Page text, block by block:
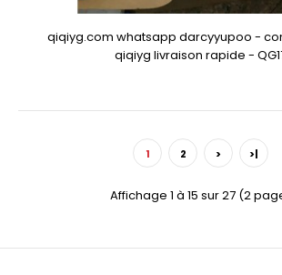
qiqiyg.com whatsapp darcyyupoo -
qiqiyg livraison rapide -
1 2 > >|
Affichage 1 à 15 sur 27 (2